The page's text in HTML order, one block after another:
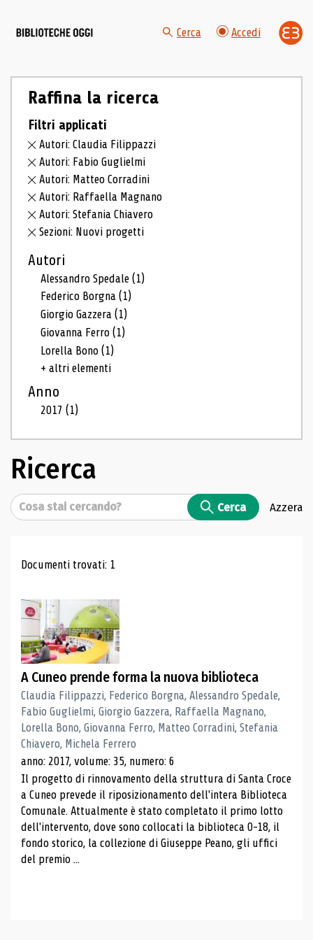
Cerca Accedi
Raffina la ricerca
Filtri applicati
Autori: Claudia Filippazzi
Autori: Fabio Guglielmi
Autori: Matteo Corradini
Autori: Raffaella Magnano
Autori: Stefania Chiavero
Sezioni: Nuovi progetti
Autori
Alessandro Spedale(1)
Federico Borgna(1)
Giorgio Gazzera(1)
Giovanna Ferro(1)
Lorella Bono(1)
+ altri elementi
Anno
2017(1)
Ricerca
Cerca Cerca Azzera
Risultati di ricerca
Documenti trovati: 1
A Cuneo prende forma la nuova biblioteca
Claudia Filippazzi, Federico Borgna, Alessandro Spedale,
Fabio Guglielmi, Giorgio Gazzera, Raffaella Magnano,
Lorella Bono, Giovanna Ferro, Matteo Corradini, Stefania
Chiavero, Michela Ferrero
anno: 2017, volume: 35, numero: 6
Il progetto di rinnovamento della struttura di Santa Croce
a Cuneo prevede il riposizionamento dell'intera Biblioteca
Comunale. Attualmente è stato completato il primo lotto
dell'intervento, dove sono collocati la biblioteca 0-18, il
fondo storico, la collezione di Giuseppe Peano, gli uffici
del premio ...